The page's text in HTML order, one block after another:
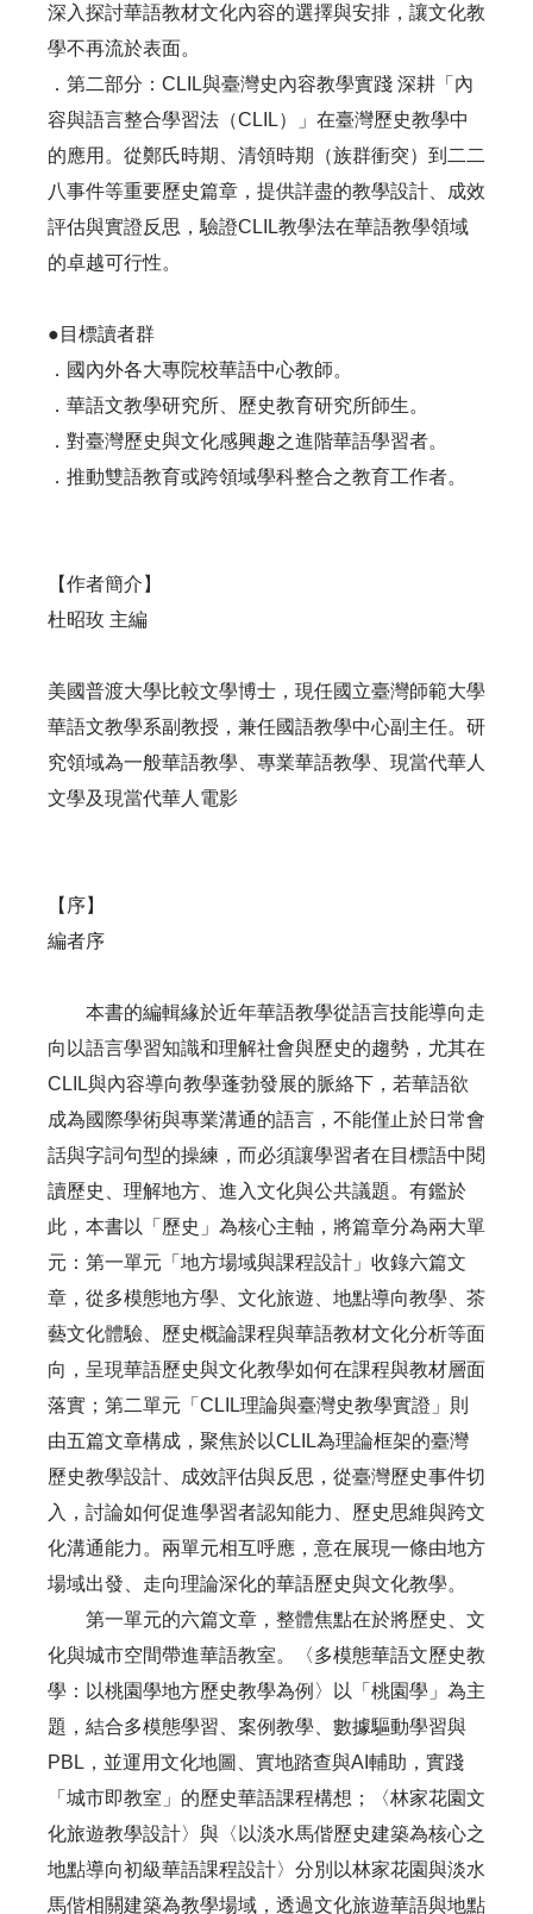
深入探討華語教材文化內容的選擇與安排，讓文化教
學不再流於表面。
．第二部分：CLIL與臺灣史內容教學實踐 深耕「內
容與語言整合學習法（CLIL）」在臺灣歷史教學中
的應用。從鄭氏時期、清領時期（族群衝突）到二二
八事件等重要歷史篇章，提供詳盡的教學設計、成效
評估與實證反思，驗證CLIL教學法在華語教學領域
的卓越可行性。
●目標讀者群
．國內外各大專院校華語中心教師。
．華語文教學研究所、歷史教育研究所師生。
．對臺灣歷史與文化感興趣之進階華語學習者。
．推動雙語教育或跨領域學科整合之教育工作者。
【作者簡介】
杜昭玫 主編
美國普渡大學比較文學博士，現任國立臺灣師範大學
華語文教學系副教授，兼任國語教學中心副主任。研
究領域為一般華語教學、專業華語教學、現當代華人
文學及現當代華人電影
【序】
編者序
本書的編輯緣於近年華語教學從語言技能導向走
向以語言學習知識和理解社會與歷史的趨勢，尤其在
CLIL與內容導向教學蓬勃發展的脈絡下，若華語欲
成為國際學術與專業溝通的語言，不能僅止於日常會
話與字詞句型的操練，而必須讓學習者在目標語中閱
讀歷史、理解地方、進入文化與公共議題。有鑑於
此，本書以「歷史」為核心主軸，將篇章分為兩大單
元：第一單元「地方場域與課程設計」收錄六篇文
章，從多模態地方學、文化旅遊、地點導向教學、茶
藝文化體驗、歷史概論課程與華語教材文化分析等面
向，呈現華語歷史與文化教學如何在課程與教材層面
落實；第二單元「CLIL理論與臺灣史教學實證」則
由五篇文章構成，聚焦於以CLIL為理論框架的臺灣
歷史教學設計、成效評估與反思，從臺灣歷史事件切
入，討論如何促進學習者認知能力、歷史思維與跨文
化溝通能力。兩單元相互呼應，意在展現一條由地方
場域出發、走向理論深化的華語歷史與文化教學。
第一單元的六篇文章，整體焦點在於將歷史、文
化與城市空間帶進華語教室。〈多模態華語文歷史教
學：以桃園學地方歷史教學為例〉以「桃園學」為主
題，結合多模態學習、案例教學、數據驅動學習與
PBL，並運用文化地圖、實地踏查與AI輔助，實踐
「城市即教室」的歷史華語課程構想；〈林家花園文
化旅遊教學設計〉與〈以淡水馬偕歷史建築為核心之
地點導向初級華語課程設計〉分別以林家花園與淡水
馬偕相關建築為教學場域，透過文化旅遊華語與地點